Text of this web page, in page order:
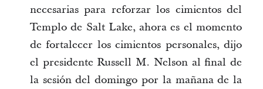
necesarias para reforzar los cimientos del
Templo de Salt Lake, ahora es el momento
de fortalecer los cimientos personales, dijo
el presidente Russell M. Nelson al final de
la sesión del domingo por la mañana de la